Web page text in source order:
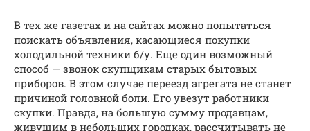
В тех же газетах и на сайтах можно попытаться
поискать объявления, касающиеся покупки
холодильной техники б/у. Еще один возможный
способ — звонок скупщикам старых бытовых
приборов. В этом случае переезд агрегата не станет
причиной головной боли. Его увезут работники
скупки. Правда, на большую сумму продавцам,
живущим в небольших городках, рассчитывать не